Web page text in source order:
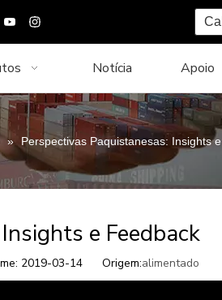
Notícia Apoio
» Perspectivas Paquistanesas: Insights
e Feedback
2019-03-14 Origem:alimentado